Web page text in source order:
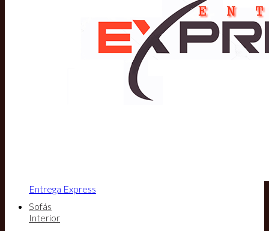
Entrega Express
Sofás
Interior